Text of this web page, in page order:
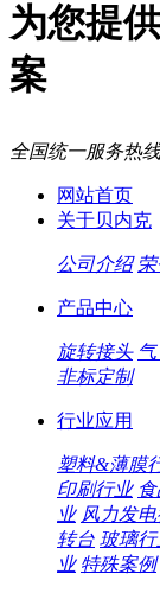
为您提
案
全国统一服务热
网站首页
关于贝内克
公司介绍
产品中心
旋转接头
非标定制
行业应用
塑料&薄膜
印刷行业
业 风力发
转台 玻璃行
业 特殊案例